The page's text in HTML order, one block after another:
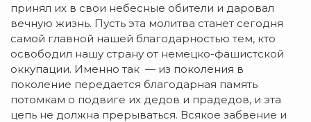
принял их в свои небесные обители и даровал
вечную жизнь. Пусть эта молитва станет сегодня
самой главной нашей благодарностью тем, кто
освободил нашу страну от немецко-фашистской
оккупации. Именно так — из поколения в
поколение передается благодарная память
потомкам о подвиге их дедов и прадедов, и эта
цепь не должна прерываться. Всякое забвение и